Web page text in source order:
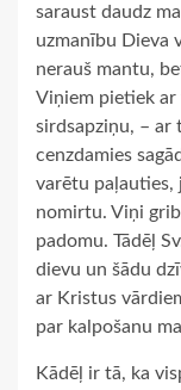
saraust daudz
uzmanību Dieva
nerauš mantu,
Viņiem pietiek ar
sirdsapziņu, – ar
cenzdamies
varētu paļauties,
nomirtu. Viņi
padomu. Tādēļ
dievu un šādu
ar Kristus
par kalpošanu
Kādēļ ir tā, ka